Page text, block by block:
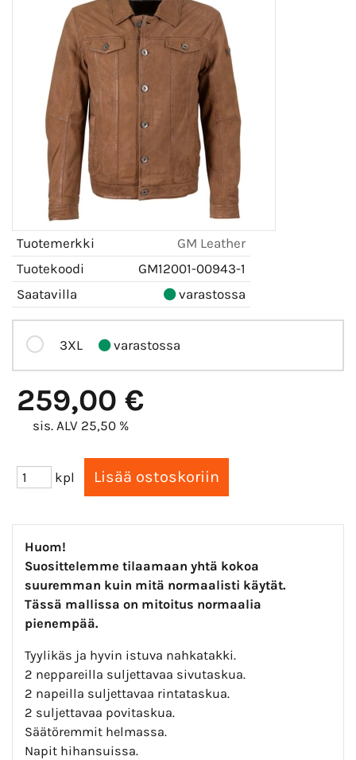
Tuotemerkki
GM Leather
Tuotekoodi
GM12001-00943-1
Saatavilla
varastossa
3XL varastossa
259,00 €
sis. ALV 25,50 %
kpl
Huom!
Suosittelemme tilaamaan yhtä kokoa
suuremman kuin mitä normaalisti käytät.
Tässä mallissa on mitoitus normaalia
pienempää.
Tyylikäs ja hyvin istuva nahkatakki.
2 neppareilla suljettavaa sivutaskua.
2 napeilla suljettavaa rintataskua.
2 suljettavaa povitaskua.
Säätöremmit helmassa.
Napit hihansuissa.